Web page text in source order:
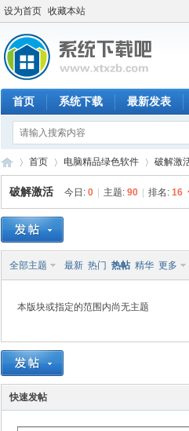
设为首页 收藏本站
首页 系统下载 最新发表
统
»
首页
›
电脑精品绿色软件 破解激
破解激活 今日: 0 主题: 90 排名: 16
全部主题 最新 热门 热帖 精华 更多
本版块或指定的范围内尚无主题
快速发帖